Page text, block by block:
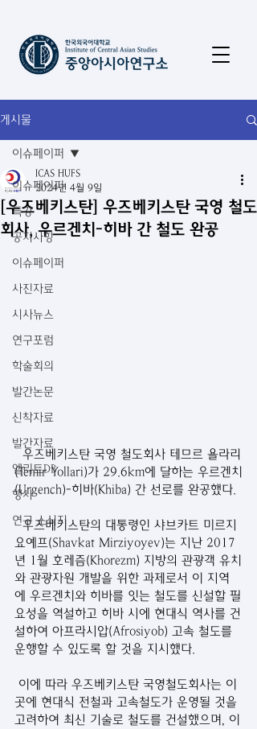
게시물
이슈페이퍼
특강
공지사항
이슈페이퍼
사진자료
시사뉴스
연구포럼
학술회의
발간논문
신착자료
발간자료
엘리트DB
행사
연구 소식지
이슈페이퍼
[우즈베키스탄] 우즈베키스탄 국영 철도
회사, 우르겐치-히바 간 철도 완공
ICAS HUFS
2024년 4월 9일
우즈베키스탄 국영 철도회사 테므르 욜라리
(Temir Yollari)가 29.6km에 달하는 우르겐치
(Urgench)-히바(Khiba) 간 선로를 완공했다.
우즈베키스탄의 대통령인 샤브카트 미르지
요예프(Shavkat Mirziyoyev)는 지난 2017
년 1월 호레즘(Khorezm) 지방의 관광객 유치
와 관광자원 개발을 위한 과제로서 이 지역
에 우르겐치와 히바를 잇는 철도를 신설할 필
요성을 역설하고 히바 시에 현대식 역사를 건
설하여 아프라시압(Afrosiyob) 고속 철도를
운행할 수 있도록 할 것을 지시했다.
이에 따라 우즈베키스탄 국영철도회사는 이
곳에 현대식 전철과 고속철도가 운영될 것을
고려하여 최신 기술로 철도를 건설했으며, 이